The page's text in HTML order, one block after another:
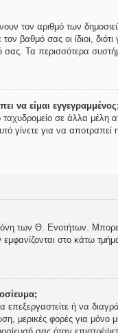
τον αριθμό των
βαθμό σας οι ίδιοι,
Τα περισσότερα
να είμαι εγγεγραμμένος;
σε άλλα
γίνετε για να
των Θ. Ενοτήτων.
εμφανίζονται στο κάτω
επεξεργαστείτε ή να
μερικές φορές για